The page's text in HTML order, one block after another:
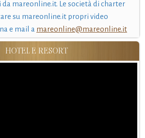
mareonline.it. Le società di charter
su mareonline.it propri video
e mail a mareonline@mareonline.it
HOTEL E RESORT